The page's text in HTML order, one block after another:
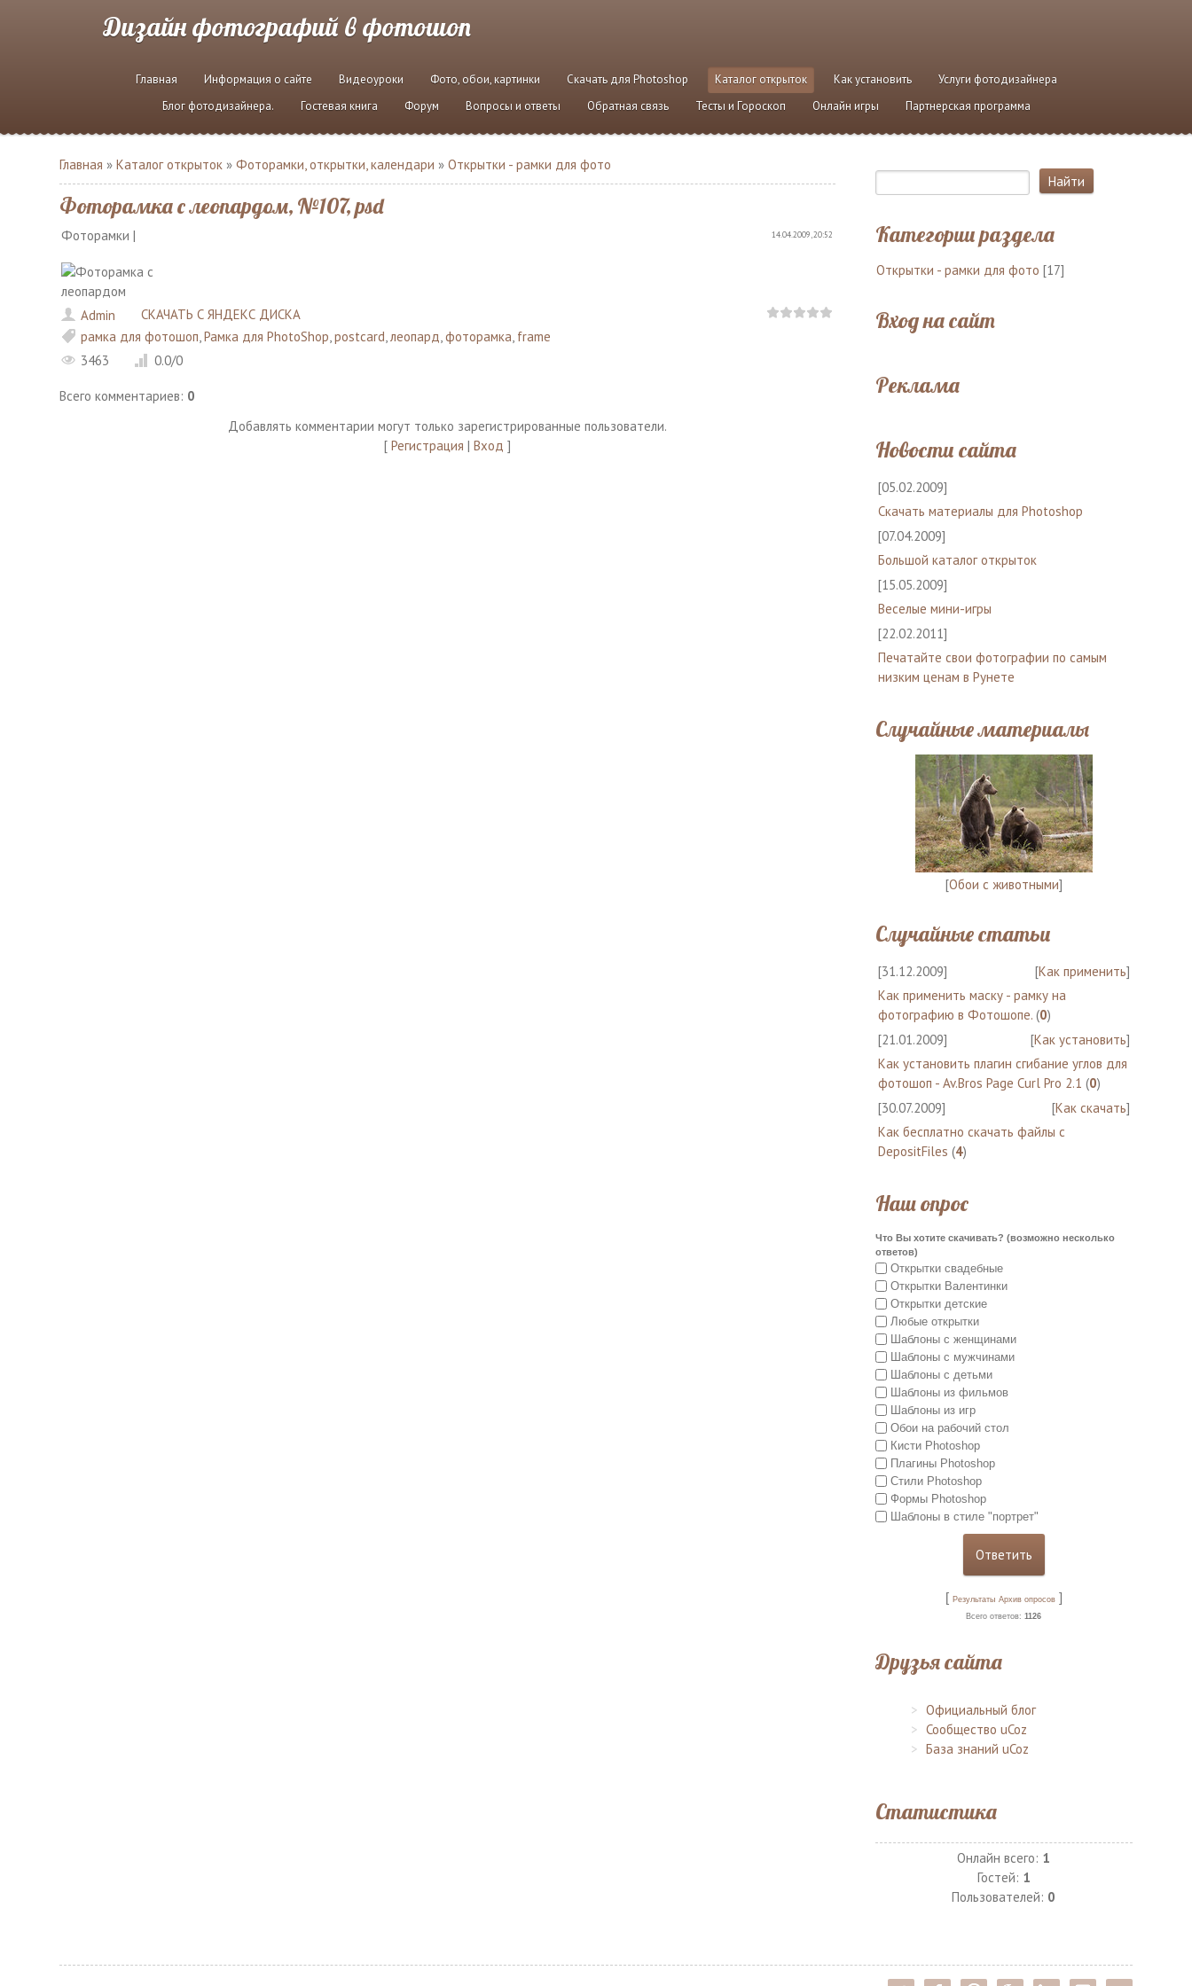
Дизайн фотографий в фотошоп
Главная Информация о сайте Видеоуроки Фото, обои, картинки Скачать для Photoshop Каталог открыток Как установить
Услуги фотодизайнера
Блог фотодизайнера.
Гостевая книга Форум Вопросы и ответы Обратная связь Тесты и Гороскоп Онлайн игры Партнерская программа
Главная »Каталог открыток »Фоторамки, открытки, календари »Открытки - рамки для фото
Фоторамка с леопардом, №107, psd
Фоторамки | 14.04.2009, 20:52
Admin
СКАЧАТЬ С ЯНДЕКС ДИСКА
рамка для фотошоп ,Рамка для PhotoShop ,postcard ,леопард ,фоторамка frame
3463
0.0/0
Всего комментариев: 0
Добавлять комментарии могут только зарегистрированные пользователи.
[ Регистрация | Вход ]
Категории раздела
Открытки - рамки для фото [17]
Вход на сайт
Реклама
Новости сайта
[05.02.2009]
Скачать материалы для Photoshop
[07.04.2009]
Большой каталог открыток
[15.05.2009]
Веселые мини-игры
[22.02.2011]
Печатайте свои фотографии по самым
низким ценам в Рунете
Случайные материалы
[Обои с животными]
Случайные статьи
[31.12.2009] [Как применить]
Как применить маску - рамку на
фотографию в Фотошопе. (0)
[21.01.2009]
[Как установить]
Как установить плагин сгибание углов для
фотошоп - Av.Bros Page Curl Pro 2.1 (0)
[30.07.2009]
[Как скачать]
Как бесплатно скачать файлы с
DepositFiles (4)
Наш опрос
Что Вы хотите скачивать? (возможно несколько
ответов)
Открытки свадебные
Открытки Валентинки
Открытки детские
Любые открытки
Шаблоны с женщинами
Шаблоны с мужчинами
Шаблоны с детьми
Шаблоны из фильмов
Шаблоны из игр
Обои на рабочий стол
Кисти Photoshop
Плагины Photoshop
Стили Photoshop
Формы Photoshop
Шаблоны в стиле "портрет"
[ Результаты Архив опросов]
Всего ответов:1126
Друзья сайта
Официальный блог
Сообщество uCoz
База знаний uCoz
Статистика
Онлайн всего: 1
Гостей: 1
Пользователей: 0